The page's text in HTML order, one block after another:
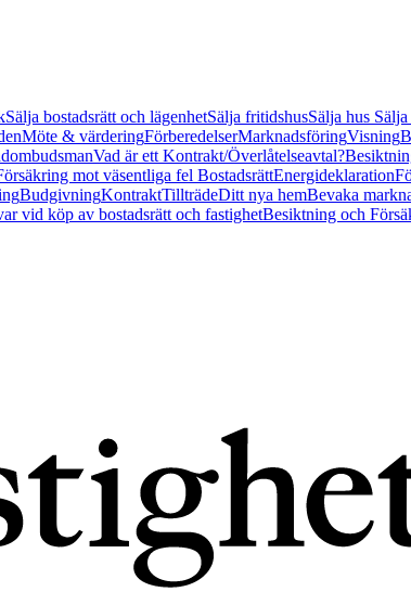
Sälja bostadsrätt och lägenhetSälja fritidshusSälja hus
Möte & värderingFörberedelserMarknadsföringVisning
Vad är ett Kontrakt/Överlåtelseavtal?
mot väsentliga fel BostadsrättEnergideklaration
BudgivningKontraktTillträdeDitt nya hemBevaka
vid köp av bostadsrätt och fastighetBesiktning och